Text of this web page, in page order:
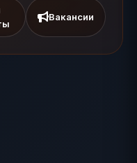
Вакансии